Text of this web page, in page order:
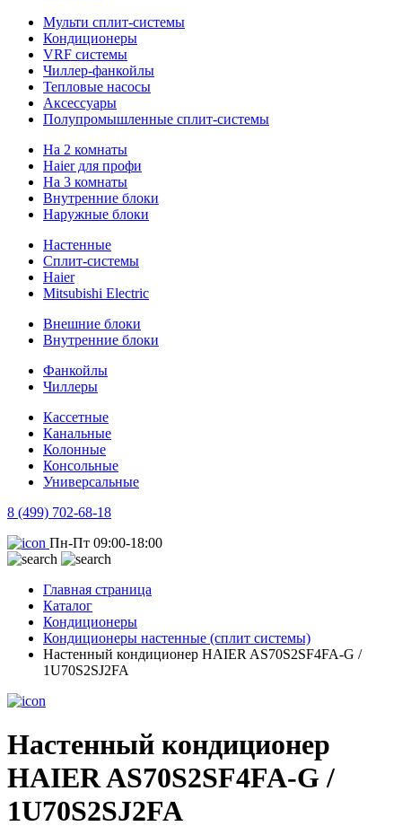
Мульти сплит-системы
Кондиционеры
VRF системы
Чиллер-фанкойлы
Тепловые насосы
Аксессуары
Полупромышленные сплит-системы
На 2 комнаты
Haier для профи
На 3 комнаты
Внутренние блоки
Наружные блоки
Настенные
Сплит-системы
Haier
Mitsubishi Electric
Внешние блоки
Внутренние блоки
Фанкойлы
Чиллеры
Кассетные
Канальные
Колонные
Консольные
Универсальные
8 (499) 702-68-18
Пн-Пт 09:00-18:00
Главная страница
Каталог
Кондиционеры
Кондиционеры настенные (сплит системы)
Настенный кондиционер HAIER AS70S2SF4FA-G /
1U70S2SJ2FA
Настенный кондиционер
HAIER AS70S2SF4FA-G /
1U70S2SJ2FA